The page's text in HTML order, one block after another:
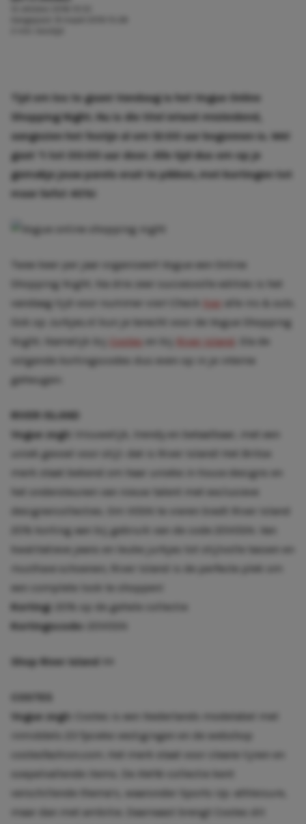
Tijd om los te gaan! Vandaag is het Vogue Online
Shopping Night. Nu is die titel ietwat misleidend,
aangezien het festijn al om 12:00 uur begonnen is. Wel
gaat ‘t tot 00:00 uur door. Alle tijd dus om op je
gemakje jouw parels eruit te pikken, met kortingen tot
maar liefst 40%!
Twee keer per jaar organiseert Vogue een Online
Shopping Night. Na drie zeer succesvolle edities is het
vandaag tijd voor nummer vier! Check
hier
Ook op Jurkjes.nl kun je terecht voor de Vogue Shopping
Night. Namelijk bij
Costes River Island
volgende kortingscodes dus even op in je interne
geheugen:
RIVER ISLAND
Vogue zegt:
Vrouwelijk, trendy en betaalbaar, met een
uniek gevoel voor stijl: dat is River Island! Het Britse
merk staat bekend om haar unieke
designs en
het ondersteunen van nieuw talent met exclusieve
designercollecties. Om VOSN te vieren biedt River Island
20% korting aan bij gebruik van de code 20VOSN. Van
kwalitatieve jeans en leuke jurkjes tot stijlvolle tassen en
musthave
schoenen; River Island is de perfecte plek om
een complete look te shoppen!
Korting:
20% op de gehele collectie
Kortingscode:
Shop River Island
COSTES
Vogue zegt:
Costes is een Nederlands modelabel met
inmiddels 23 fysieke vestigingen en de webshop
costesfashion.com. Het merk staat voor cleane lijnen en
soepelvallende items. De AW16-collectie kent
verschillende thema’s, waaronder Sports Up: athleisure,
maar dan met ambitie. Daarnaast brengt Costes dit